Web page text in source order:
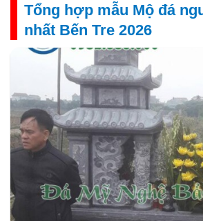
Tổng hợp mẫu Mộ đá
nhất Bến Tre 2026